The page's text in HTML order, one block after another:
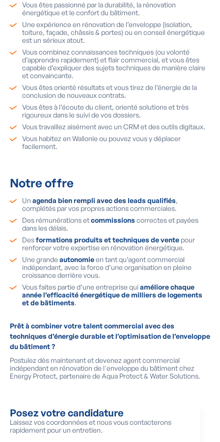
Vous êtes passionné par la durabilité, la rénovation
énergétique et le confort du bâtiment.
Une expérience en rénovation de l’enveloppe (isolation,
toiture, façade, châssis & portes) ou en conseil énergétique
est un sérieux atout.
Vous combinez connaissances techniques (ou volonté
d’apprendre rapidement) et flair commercial, et vous êtes
capable d’expliquer des sujets techniques de manière claire
et convaincante.
Vous êtes orienté résultats et vous tirez de l’énergie de la
conclusion de nouveaux contrats.
Vous êtes à l’écoute du client, orienté solutions et très
rigoureux dans le suivi de vos dossiers.
Vous travaillez aisément avec un CRM et des outils digitaux.
Vous habitez en Wallonie ou pouvez vous y déplacer
facilement.
Notre offre
Un agenda bien rempli avec des leads qualifiés,
complétés par vos propres actions commerciales.
Des rémunérations etcommissionscorrectes et payées
dans les délais.
Desformations produits et techniques de vente pour
renforcer votre expertise en rénovation énergétique.
Une grande autonomieen tant qu’agent commercial
indépendant, avec la force d’une organisation en pleine
croissance derrière vous.
Vous faites partie d’une entreprise quiaméliore chaque
année l’efficacité énergétique de milliers de logements
et de bâtiments.
Prêt à combiner votre talent commercial avec des
techniques d’énergie durable et l’optimisation de l’enveloppe
du bâtiment ?
Postulez dès maintenant et devenez agent commercial
indépendant en rénovation de l'enveloppe du bâtiment chez
Energy Protect, partenaire de Aqua Protect & Water Solutions.
Posez votre candidature
Laissez vos coordonnées et nous vous contacterons
rapidement pour un entretien.